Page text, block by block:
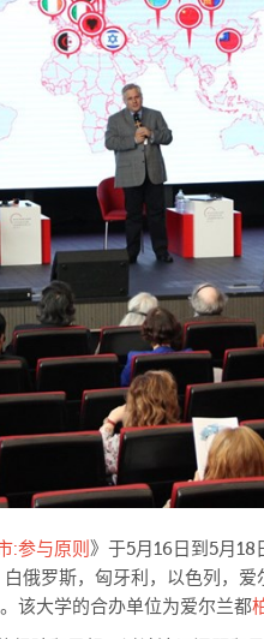
:参与原则 》于5月16日到5月
俄罗斯，匈牙利，以色列，
该大学的合办单位为爱尔兰都